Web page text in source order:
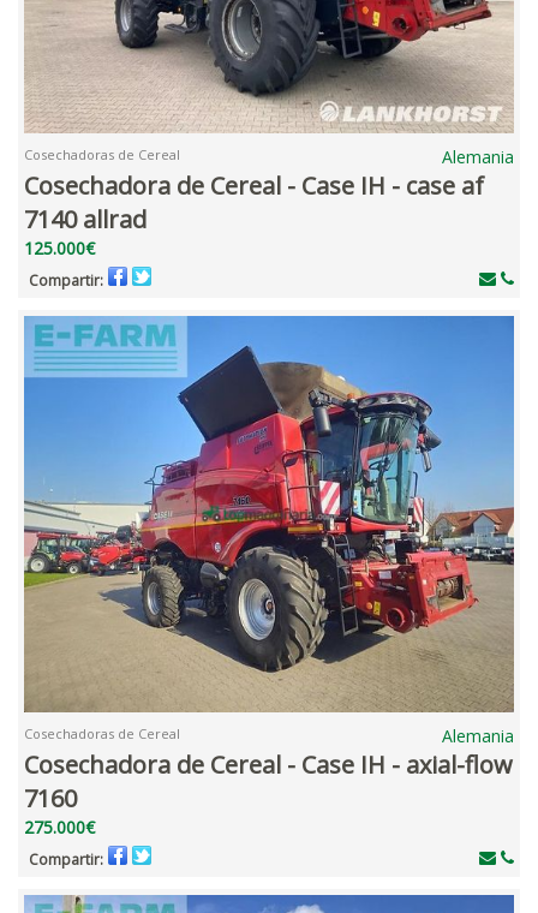
Cosechadoras de Cereal Alemania
Cosechadora de Cereal - Case IH - case af
7140 allrad
125.000€
Compartir:
Cosechadoras de Cereal Alemania
Cosechadora de Cereal - Case IH - axial-flow
7160
275.000€
Compartir: